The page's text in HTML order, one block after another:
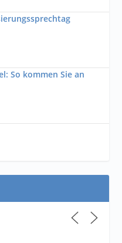
So kommen Sie an